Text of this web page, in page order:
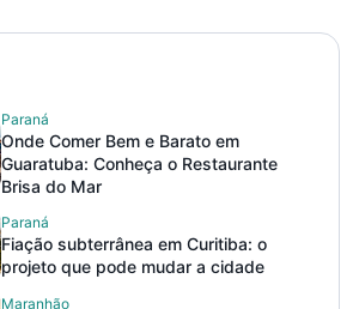
Paraná
Onde Comer Bem e Barato em
Guaratuba: Conheça o Restaurante
Brisa do Mar
Paraná
Fiação subterrânea em Curitiba: o
projeto que pode mudar a cidade
Maranhão